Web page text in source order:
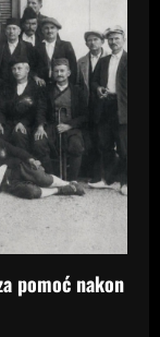
pomoć nakon